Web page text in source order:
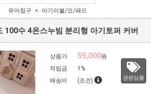
유아침구 아기이불/요/패드
100수 4온스누빔 분리형 아기토퍼 커버
상품가 55,000원
적립금
1%
배송비
(조건) 관련상품